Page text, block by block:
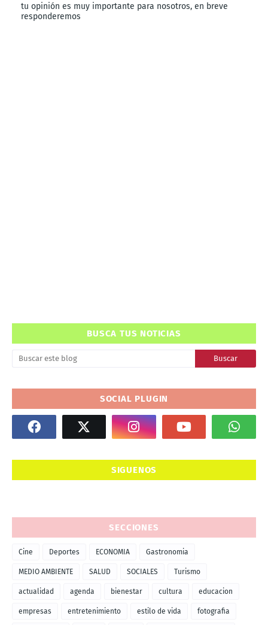
tu opinión es muy importante para nosotros, en breve
responderemos
BUSCA TUS NOTICIAS
SOCIAL PLUGIN
SIGUENOS
SECCIONES
Cine Deportes ECONOMIA Gastronomia
MEDIO AMBIENTE SALUD SOCIALES Turismo
actualidad agenda bienestar cultura educacion
empresas entretenimiento estilo de vida fotografia